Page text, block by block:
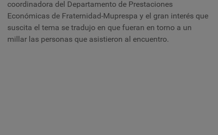
coordinadora del Departamento de Prestaciones
Económicas de Fraternidad-Muprespa y el gran interés que
suscita el tema se tradujo en que fueran en torno a un
millar las personas que asistieron al encuentro.